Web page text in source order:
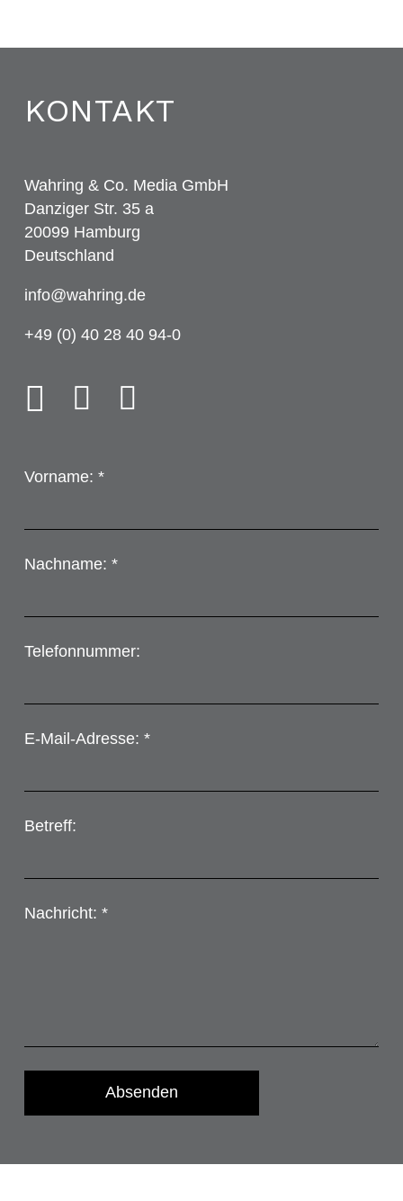
KONTAKT
Wahring & Co. Media GmbH
Danziger Str. 35 a
20099 Hamburg
Deutschland
info@wahring.de
+49 (0) 40 28 40 94-0
Vorname: *
Nachname: *
Telefonnummer:
E-Mail-Adresse: *
Betreff:
Nachricht: *
Absenden